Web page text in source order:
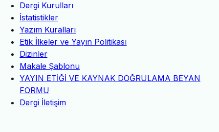
Dergi Kurulları
İstatistikler
Yazım Kuralları
Etik İlkeler ve Yayın Politikası
Dizinler
Makale Şablonu
YAYIN ETİĞİ VE KAYNAK DOĞRULAMA BEYAN
FORMU
Dergi İletişim